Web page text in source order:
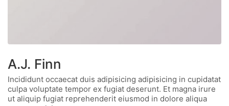
A.J. Finn
Incididunt occaecat duis adipisicing adipisicing in cupidatat
culpa voluptate tempor ex fugiat deserunt. Et magna irure
ut aliquip fugiat reprehenderit eiusmod in dolore aliqua